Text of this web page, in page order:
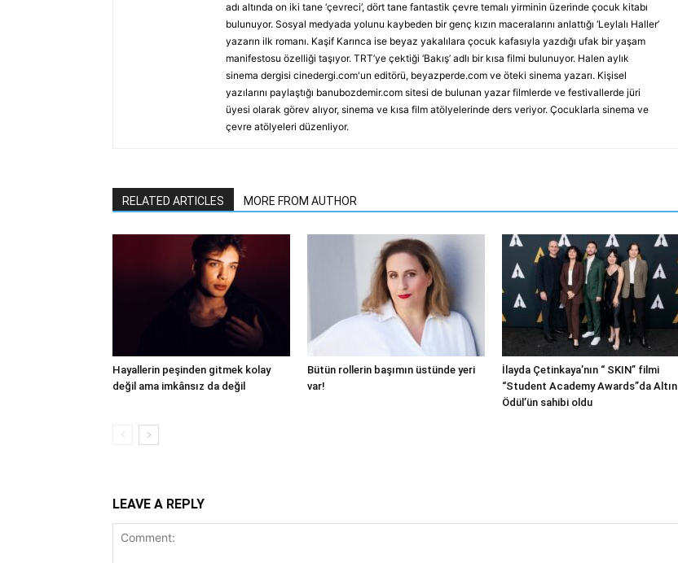
adı altında on iki tane ‘çevreci’, dört tane fantastik çevre temalı yirminin üzerinde çocuk kitabı
bulunuyor. Sosyal medyada yolunu kaybeden bir genç kızın maceralarını anlattığı ‘Leylalı Haller’
yazarın ilk romanı. Kaşif Karınca ise beyaz yakalılara çocuk kafasıyla yazdığı ufak bir yaşam
manifestosu özelliği taşıyor. TRT’ye çektiği ‘Bakış’ adlı bir kısa filmi bulunuyor. Halen aylık
sinema dergisi cinedergi.com'un editörü, beyazperde.com ve öteki sinema yazarı. Kişisel
yazılarını paylaştığı banubozdemir.com sitesi de bulunan yazar filmlerde ve festivallerde jüri
üyesi olarak görev alıyor, sinema ve kısa film atölyelerinde ders veriyor. Çocuklarla sinema ve
çevre atölyeleri düzenliyor.
RELATED ARTICLES MORE FROM AUTHOR
Hayallerin peşinden gitmek kolay
değil ama imkânsız da değil
Bütün rollerin başımın üstünde yeri
var!
İlayda Çetinkaya’nın “ SKIN” filmi
“Student Academy Awards”da Altın
Ödül’ün sahibi oldu
LEAVE A REPLY